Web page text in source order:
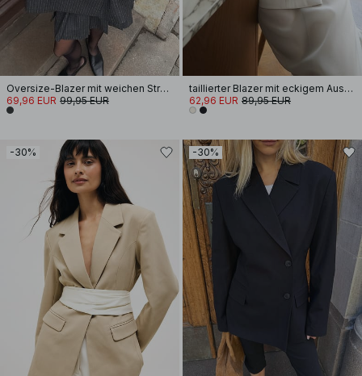
Oversize-Blazer mit weichen Streifen
69,96 EUR 99,95 EUR
taillierter Blazer mit eckigem Ausschnitt
62,96 EUR 89,95 EUR
-30% -30%